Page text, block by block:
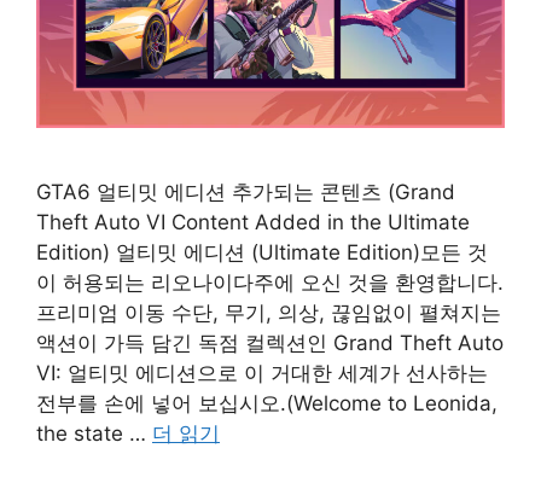
GTA6 얼티밋 에디션 추가되는 콘텐츠 (Grand
Theft Auto VI Content Added in the Ultimate
Edition) 얼티밋 에디션 (Ultimate Edition)모든 것
이 허용되는 리오나이다주에 오신 것을 환영합니다.
프리미엄 이동 수단, 무기, 의상, 끊임없이 펼쳐지는
액션이 가득 담긴 독점 컬렉션인 Grand Theft Auto
VI: 얼티밋 에디션으로 이 거대한 세계가 선사하는
전부를 손에 넣어 보십시오.(Welcome to Leonida,
the state … 더 읽기